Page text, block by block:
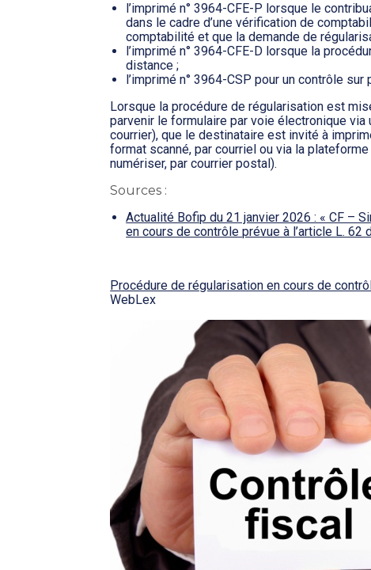
l’imprimé n° 3964-CFE-P lorsque le
dans le cadre d’une vérification de
comptabilité et que la demande de
l’imprimé n° 3964-CFE-D lorsque la
distance ;
l’imprimé n° 3964-CSP pour un contrôle sur
Lorsque la procédure de régularisation est
parvenir le formulaire par voie électronique
courrier), que le destinataire est invité à
format scanné, par courriel ou via la
numériser, par courrier postal).
Sources :
Actualité Bofip du 21 janvier 2026 : « CF –
en cours de contrôle prévue à l’article L.
Procédure de régularisation en cours de
WebLex